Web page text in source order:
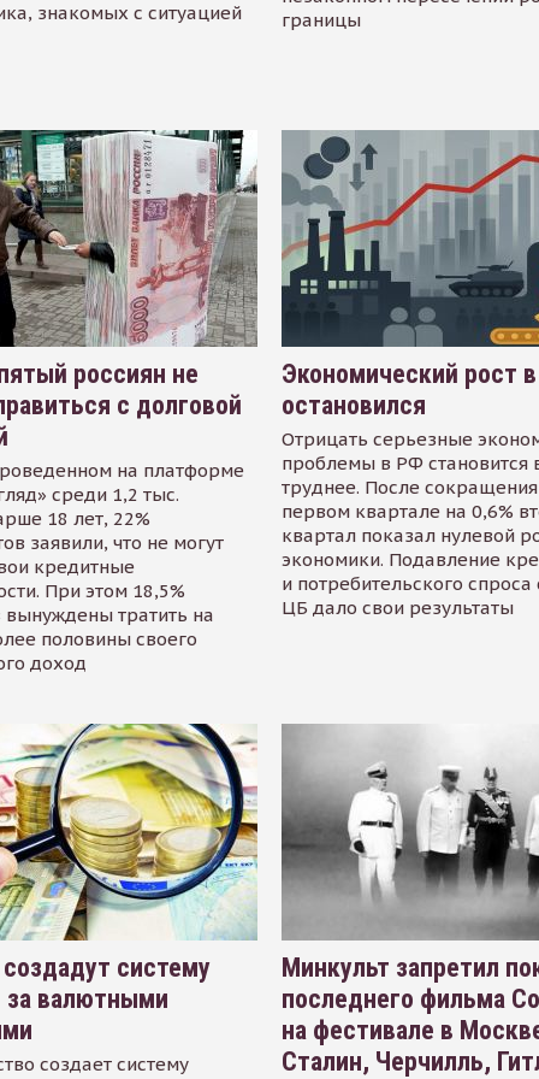
знакомых с ситуацией
границы
россиян не
с долговой
на платформе
среди 1,2 тыс.
18 лет, 22%
заявили, что не могут
кредитные
При этом 18,5%
тратить на
половины своего
доход
Экономический рост
остановился
Отрицать серьезные
проблемы в РФ становится
труднее. После
первом квартале на 0,6%
квартал показал нулевой
экономики. Подавление
и потребительского
ЦБ дало свои результаты
систему
за валютными
создает систему
Минкульт запретил
последнего фильма
на фестивале в
Сталин, Черчилль,